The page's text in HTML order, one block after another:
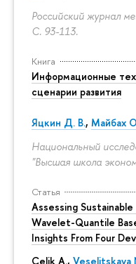
Российский журнал
С. 93-113.
Книга
Информационные
сценарии развития
Яцкин Д. В., Майбах
Национальный
"Высшая школа
Статья
Assessing
Wavelet-Quantile
Insights From Four
Çelik A., Veselitskaya